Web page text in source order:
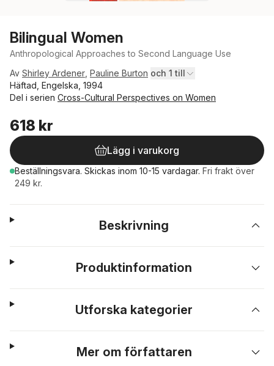
Bilingual Women
Anthropological Approaches to Second Language Use
Av Shirley Ardener Pauline Burton och 1 till
Häftad, Engelska, 1994
Del i serien Cross-Cultural Perspectives on Women
618 kr
Lägg i varukorg
Beställningsvara. Skickas inom 10-15 vardagar. Fri frakt över
249 kr.
Beskrivning
Produktinformation
Utforska kategorier
Mer om författaren